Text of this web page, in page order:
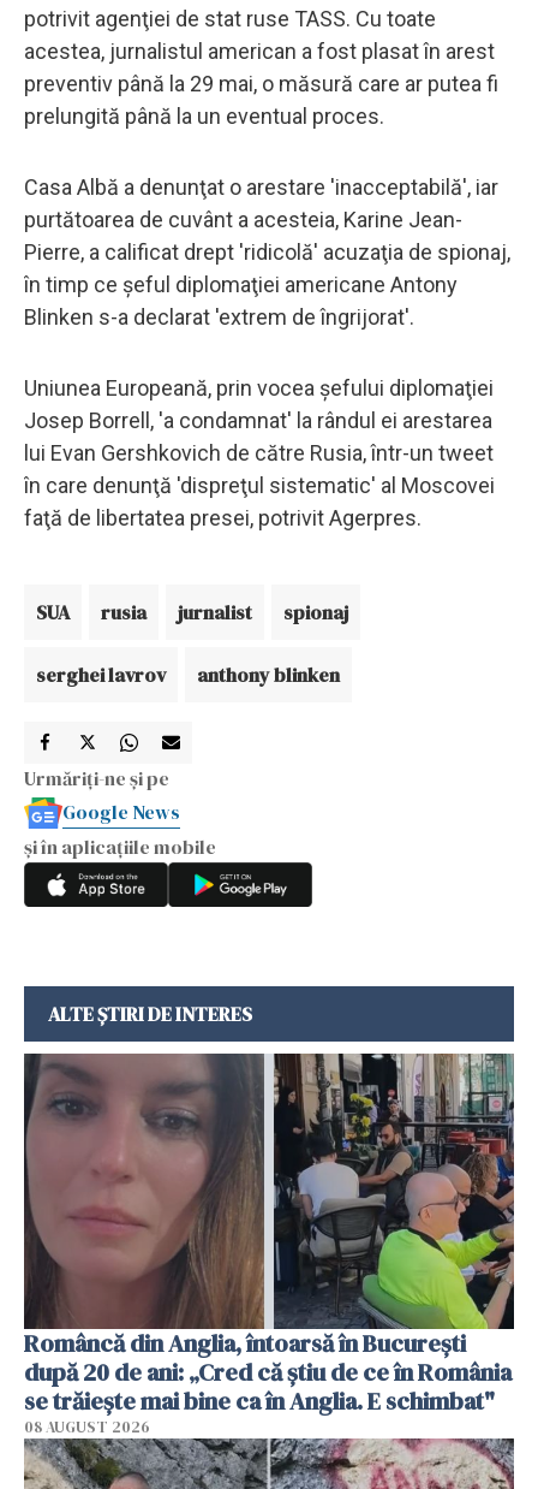
potrivit agenţiei de stat ruse TASS. Cu toate
acestea, jurnalistul american a fost plasat în arest
preventiv până la 29 mai, o măsură care ar putea fi
prelungită până la un eventual proces.
Casa Albă a denunţat o arestare 'inacceptabilă', iar
purtătoarea de cuvânt a acesteia, Karine Jean-
Pierre, a calificat drept 'ridicolă' acuzaţia de spionaj,
în timp ce şeful diplomaţiei americane Antony
Blinken s-a declarat 'extrem de îngrijorat'.
Uniunea Europeană, prin vocea şefului diplomaţiei
Josep Borrell, 'a condamnat' la rândul ei arestarea
lui Evan Gershkovich de către Rusia, într-un tweet
în care denunţă 'dispreţul sistematic' al Moscovei
faţă de libertatea presei, potrivit Agerpres.
SUA rusia jurnalist spionaj
serghei lavrov anthony blinken
Urmăriți-ne și pe
Google News
și în aplicațiile mobile
ALTE ȘTIRI DE INTERES
Româncă din Anglia, întoarsă în București
după 20 de ani: „Cred că știu de ce în România
se trăiește mai bine ca în Anglia. E schimbat"
08 AUGUST 2026